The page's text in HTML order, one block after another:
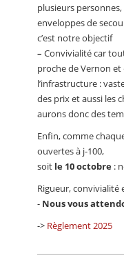
plusieurs
enveloppes de
c’est notre objectif
– Convivialité car
proche de Vernon et
l’infrastructure :
des prix et aussi les
aurons donc des
Enfin, comme
ouvertes à j-100,
soit le 10 octobre :
Rigueur, convivialité
- Nous vous
-> Règlement 2025